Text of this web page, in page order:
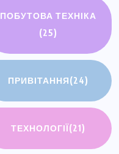
ПОБУТОВА ТЕХНІКА
(25)
ПРИВІТАННЯ(24)
ТЕХНОЛОГІЇ(21)